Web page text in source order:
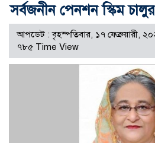
সর্বজনীন পেনশন স্কিম চালুর
আপডেট : বৃহস্পতিবার, ১৭ ফেব্রুয়ারী,
৭৮৫ Time View